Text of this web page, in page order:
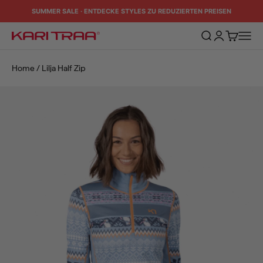
SUMMER SALE · ENTDECKE STYLES ZU REDUZIERTEN PREISEN
Kari Traa Suche öffnen
Home / Lilja Half Zip